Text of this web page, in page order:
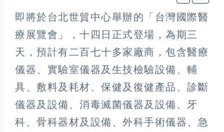
即將於台北世貿中心舉辦的「台灣國際醫
療展覽會」，十四日正式登場，為期三
天，預計有二百七十多家廠商，包含醫療
儀器、實驗室儀器及生技檢驗設備、輔
具、敷料及耗材、保健及復健產品、診斷
儀器及設備、消毒滅菌儀器及設備、牙
科、骨科器材及設備、外科手術儀器、急